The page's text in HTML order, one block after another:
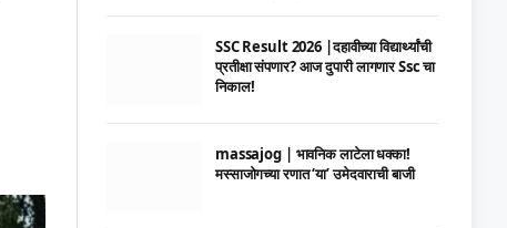
SSC Result 2026 |दहावीच्या विद्यार्थ्यांची
प्रतीक्षा संपणार? आज दुपारी लागणार Ssc चा
निकाल!
massajog | भावनिक लाटेला धक्का!
मस्साजोगच्या रणात ‘या’ उमेदवाराची बाजी